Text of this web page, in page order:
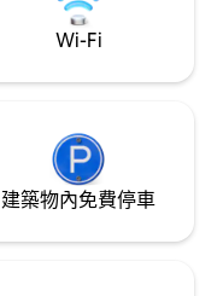
Wi-Fi
建築物內免費停車